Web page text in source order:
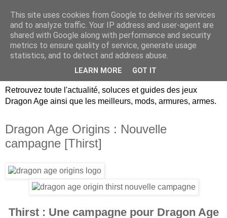
Dragon Age Univers :
Guides, soluces, infos sur
les jeux Dragon Age.
Retrouvez toute l'actualité, soluces et guides des jeux
Dragon Age ainsi que les meilleurs, mods, armures, armes.
Dragon Age Origins : Nouvelle
campagne [Thirst]
Thirst : Une campagne pour Dragon Age
This site uses cookies from Google to deliver its services
and to analyze traffic. Your IP address and user-agent are
shared with Google along with performance and security
metrics to ensure quality of service, generate usage
statistics, and to detect and address abuse.
LEARN MORE GOT IT